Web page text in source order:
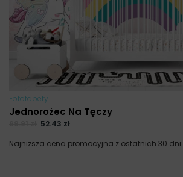
Fototapety
Jednorożec Na Tęczy
52.43 zł
Najniższa cena promocyjna z ostatnich 30 dni: